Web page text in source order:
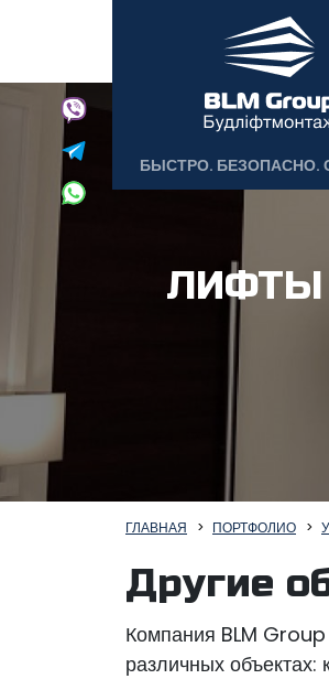
БЫСТРО. БЕЗОПАСНО.
ЛИФТЫ
ГЛАВНАЯ ПОРТФОЛИО
Другие
Компания BLM
различных